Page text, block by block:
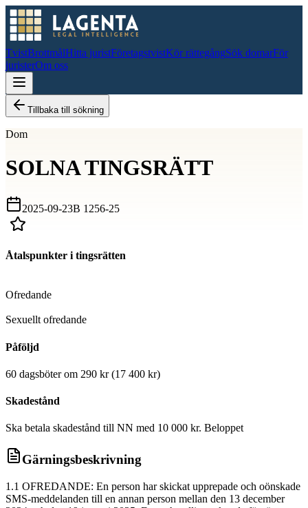
TvistBrottmålHitta juristFöretagstvistKör rättegångSök domarFör
juristerOm oss
Tillbaka till sökning
Dom
SOLNA TINGSRÄTT
2025-09-23B 1256-25
Åtalspunkter i tingsrätten
Ofredande
Sexuellt ofredande
Påföljd
60 dagsböter om 290 kr (17 400 kr)
Skadestånd
Ska betala skadestånd till NN med 10 000 kr. Beloppet
Gärningsbeskrivning
1.1 OFREDANDE: En person har skickat upprepade och oönskade
SMS-meddelanden till en annan person mellan den 13 december